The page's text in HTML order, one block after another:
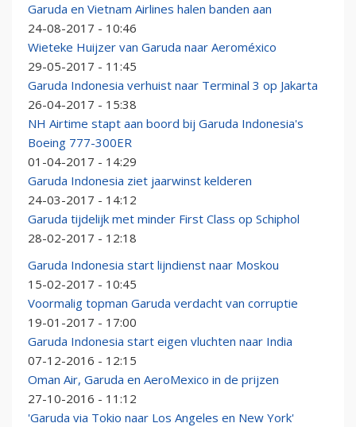
Garuda en Vietnam Airlines halen banden aan
24-08-2017 - 10:46
Wieteke Huijzer van Garuda naar Aeroméxico
29-05-2017 - 11:45
Garuda Indonesia verhuist naar Terminal 3 op Jakarta
26-04-2017 - 15:38
NH Airtime stapt aan boord bij Garuda Indonesia's
Boeing 777-300ER
01-04-2017 - 14:29
Garuda Indonesia ziet jaarwinst kelderen
24-03-2017 - 14:12
Garuda tijdelijk met minder First Class op Schiphol
28-02-2017 - 12:18
Garuda Indonesia start lijndienst naar Moskou
15-02-2017 - 10:45
Voormalig topman Garuda verdacht van corruptie
19-01-2017 - 17:00
Garuda Indonesia start eigen vluchten naar India
07-12-2016 - 12:15
Oman Air, Garuda en AeroMexico in de prijzen
27-10-2016 - 11:12
'Garuda via Tokio naar Los Angeles en New York'